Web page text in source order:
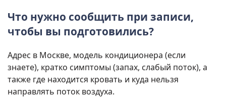
Что нужно сообщить при записи,
чтобы вы подготовились?
Адрес в Москве, модель кондиционера (если
знаете), кратко симптомы (запах, слабый поток), а
также где находится кровать и куда нельзя
направлять поток воздуха.